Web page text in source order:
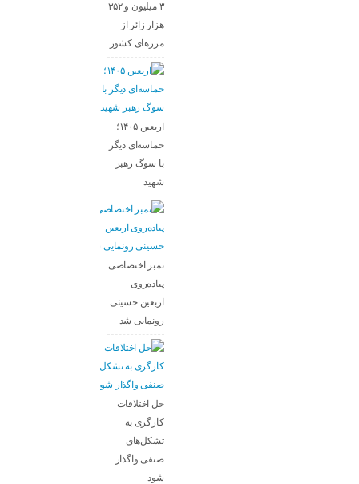
۳ میلیون و ۳۵۲
هزار زائر از
مرزهای کشور
اربعین ۱۴۰۵؛
حماسه‌ای دیگر
با سوگ رهبر
شهید
تمبر اختصاصی
پیاده‌روی
اربعین حسینی
رونمایی شد
حل اختلافات
کارگری به
تشکل‌های
صنفی واگذار
شود